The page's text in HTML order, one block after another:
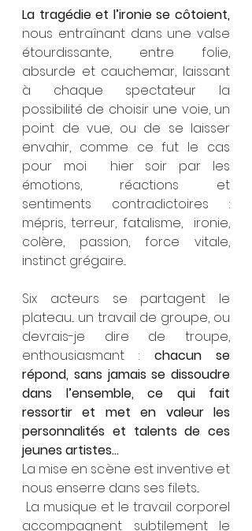
La tragédie et l’ironie se côtoient,
nous entraînant dans une valse
étourdissante, entre folie,
absurde et cauchemar, laissant
à chaque spectateur la
possibilité de choisir une voie, un
point de vue, ou de se laisser
envahir, comme ce fut le cas
pour moi  hier soir par les
émotions, réactions et
sentiments contradictoires :
mépris, terreur, fatalisme,  ironie,
colère, passion, force vitale,
instinct grégaire...
Six acteurs se partagent le
plateau... un travail de groupe, ou
devrais-je dire de troupe,
enthousiasmant : chacun se
répond, sans jamais se dissoudre
dans l’ensemble, ce qui fait
ressortir et met en valeur les
personnalités et talents de ces
jeunes artistes...
La mise en scène est inventive et
nous enserre dans ses filets...
accompagnent subtilement le